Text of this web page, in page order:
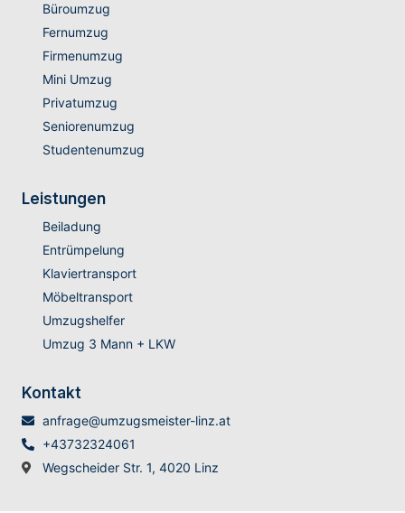
Büroumzug
Fernumzug
Firmenumzug
Mini Umzug
Privatumzug
Seniorenumzug
Studentenumzug
Leistungen
Beiladung
Entrümpelung
Klaviertransport
Möbeltransport
Umzugshelfer
Umzug 3 Mann + LKW
Kontakt
anfrage@umzugsmeister-linz.at
+43732324061
Wegscheider Str. 1, 4020 Linz